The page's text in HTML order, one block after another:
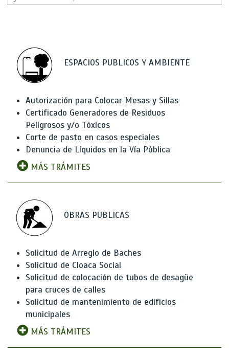
ESPACIOS PUBLICOS Y AMBIENTE
Autorización para Colocar Mesas y Sillas
Certificado Generadores de Residuos
Peligrosos y/o Tóxicos
Corte de pasto en casos especiales
Denuncia de Líquidos en la Vía Pública
MÁS TRÁMITES
OBRAS PUBLICAS
Solicitud de Arreglo de Baches
Solicitud de Cloaca Social
Solicitud de colocación de tubos de desagüe
para cruces de calles
Solicitud de mantenimiento de edificios
municipales
MÁS TRÁMITES